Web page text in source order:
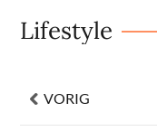
Lifestyle
VORIG